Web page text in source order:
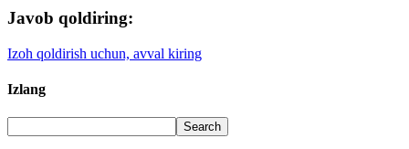
Javob qoldiring:
Izoh qoldirish uchun, avval kiring
Izlang